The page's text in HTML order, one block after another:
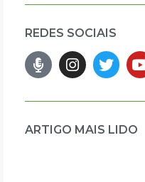
REDES SOCIAIS
ARTIGO MAIS LIDO